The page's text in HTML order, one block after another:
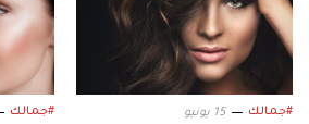
#جمالك 15 يونيو #جمالك